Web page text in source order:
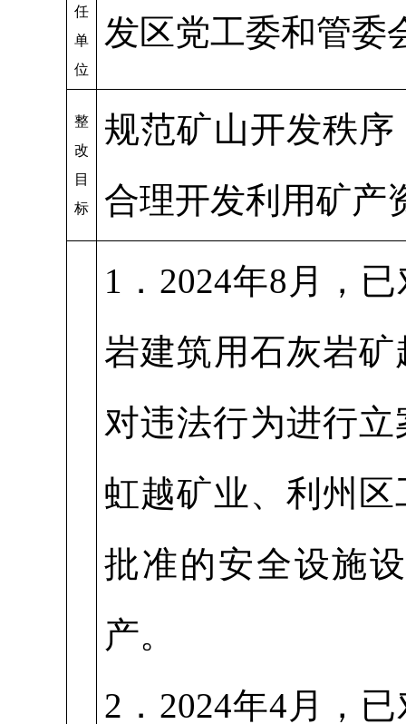
任
单
位
发区党工委和管委
整
改
目
标
规范矿山开发秩
合理开发利用矿产
1．2024年8月，
岩建筑用石灰岩
对违法行为进行
虹越矿业、利州
批准的安全设施
产。
2．2024年4月，